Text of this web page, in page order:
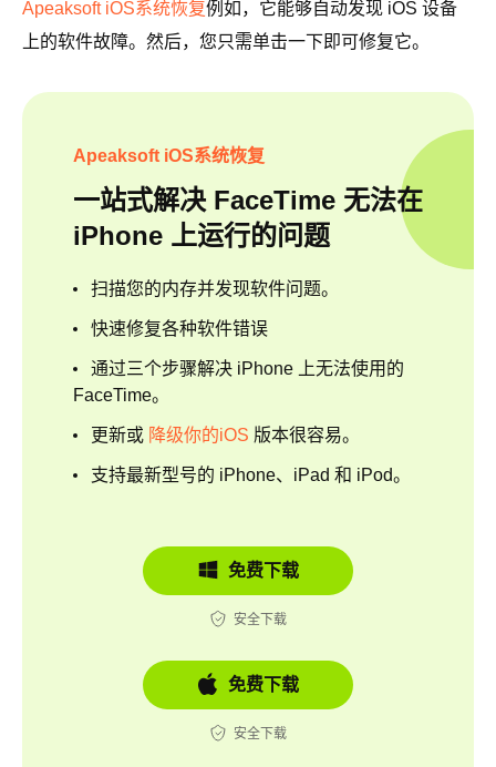
Apeaksoft iOS系统恢复例如，它能够自动发现 iOS 设备
上的软件故障。然后，您只需单击一下即可修复它。
Apeaksoft iOS系统恢复
一站式解决 FaceTime 无法在
iPhone 上运行的问题
扫描您的内存并发现软件问题。
快速修复各种软件错误
通过三个步骤解决 iPhone 上无法使用的
FaceTime。
更新或 降级你的iOS 版本很容易。
支持最新型号的 iPhone、iPad 和 iPod。
免费下载
安全下载
免费下载
安全下载